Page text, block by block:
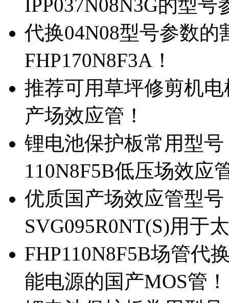
IPP037N08N3G的型号
代换04N08型号参数
FHP170N8F3A！
推荐可用草坪修剪机电
产场效应管！
锂电池保护板常用型号
110N8F5B低压场效应
优质国产场效应管型
SVG095R0NT(S)用于
FHP110N8F5B场管代
能电源的国产MOS管！